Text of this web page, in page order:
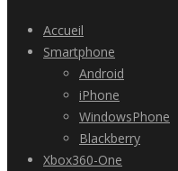
Accueil
Smartphone
Android
iPhone
WindowsPhone
Blackberry
Xbox360-One